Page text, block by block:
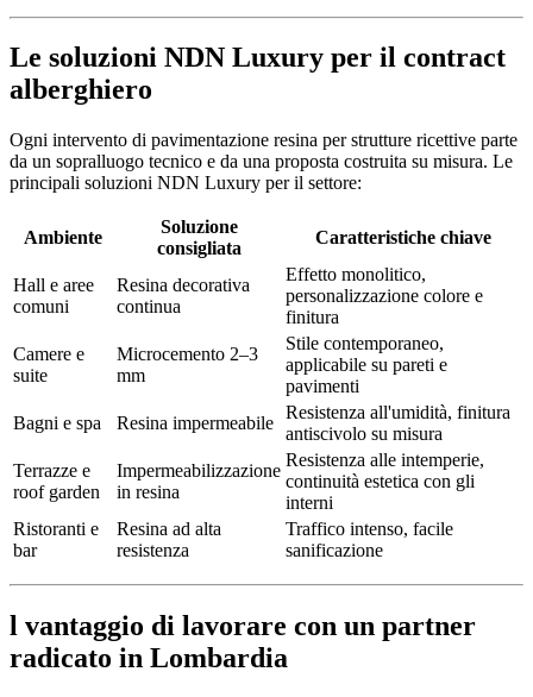
Le soluzioni NDN Luxury per il contract
alberghiero
Ogni intervento di pavimentazione resina per strutture ricettive parte
da un sopralluogo tecnico e da una proposta costruita su misura. Le
principali soluzioni NDN Luxury per il settore:
Ambiente
Soluzione
consigliata
Caratteristiche chiave
Hall e aree
comuni
Resina decorativa
continua
Effetto monolitico,
personalizzazione colore e
finitura
Camere e
suite
Microcemento 2–3
mm
Stile contemporaneo,
applicabile su pareti e
pavimenti
Bagni e spa
Resina impermeabile
Resistenza all'umidità, finitura
antiscivolo su misura
Terrazze e
roof garden
Impermeabilizzazione
in resina
Resistenza alle intemperie,
continuità estetica con gli
interni
Ristoranti e
bar
Resina ad alta
resistenza
Traffico intenso, facile
sanificazione
l vantaggio di lavorare con un partner
radicato in Lombardia